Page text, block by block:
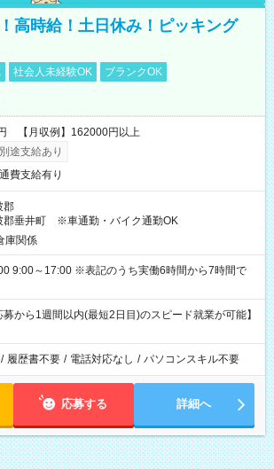
高時給！土日休み！ピッキング
社会人未経験OK
ブランクOK
【月収例】162000円以上
途支給あり
費支給有り
郡
郡垂井町 ※車通勤・バイク通勤OK
庫関係
表記のうち実働6時間から7時間で
から1週間以内(最短2日目)のスピード就業が可能】
/ 履歴書不要 / 電話対応なし / パソコンスキル不要
応募する 詳細へ